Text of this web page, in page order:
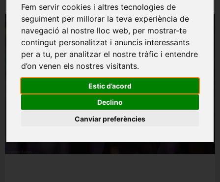
Fem servir cookies i altres tecnologies de
seguiment per millorar la teva experiència de
navegació al nostre lloc web, per mostrar-te
contingut personalitzat i anuncis interessants
per a tu, per analitzar el nostre tràfic i entendre
d’on venen els nostres visitants.
Estic d’acord
Declino
Canviar preferències